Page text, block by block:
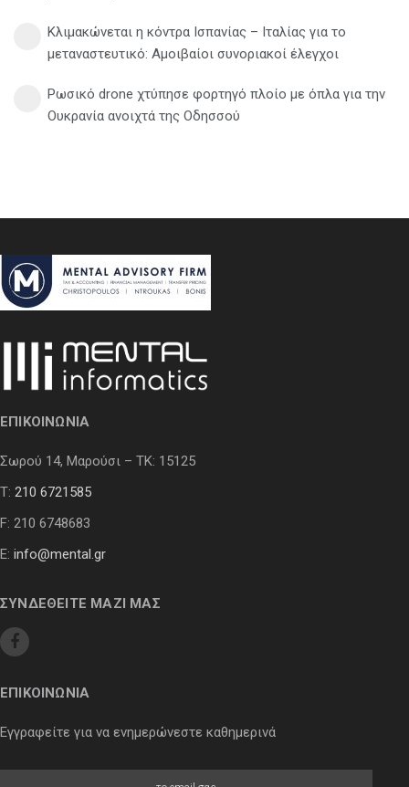
Κλιμακώνεται η κόντρα Ισπανίας – Ιταλίας για το
μεταναστευτικό: Αμοιβαίοι συνοριακοί έλεγχοι
Ρωσικό drone χτύπησε φορτηγό πλοίο με όπλα για την
Ουκρανία ανοιχτά της Οδησσού
ΕΠΙΚΟΙΝΩΝΙΑ
Σωρού 14, Μαρούσι – ΤΚ: 15125
Τ: 210 6721585
F: 210 6748683
E: info@mental.gr
ΣΥΝΔΕΘΕΙΤΕ ΜΑΖΙ ΜΑΣ
ΕΠΙΚΟΙΝΩΝΙΑ
Εγγραφείτε για να ενημερώνεστε καθημερινά